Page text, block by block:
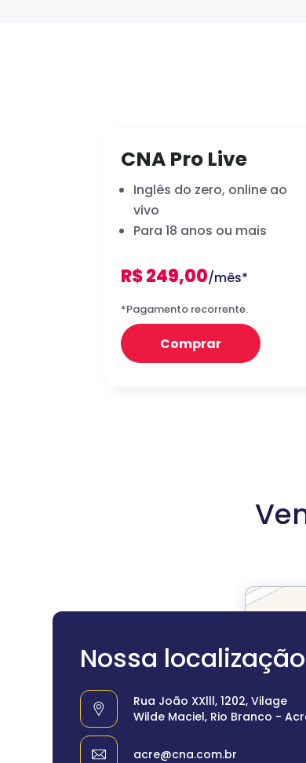
CNA Pro Live
Inglês do zero, online ao
vivo
Para 18 anos ou mais
R$ 249,00/mês*
*Pagamento recorrente.
Comprar
Nossa localização
Rua João XXlll, 1202, Vilage
Wilde Maciel, Rio Branco -
acre@cna.com.br